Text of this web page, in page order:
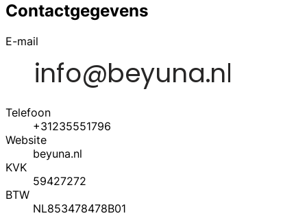
Contactgegevens
E-mail
Telefoon
+31235551796
Website
beyuna.nl
KVK
59427272
BTW
NL853478478B01